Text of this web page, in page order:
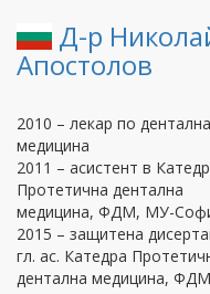
Д-р
Апостолов
2010 – лекар по дентална
медицина
2011 – асистент в
Протетична дентална
медицина, ФДМ, МУ-
2015 – защитена
гл. ас. Катедра
дентална медицина,